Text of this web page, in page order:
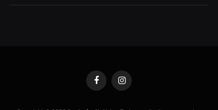
FacebookInstagram